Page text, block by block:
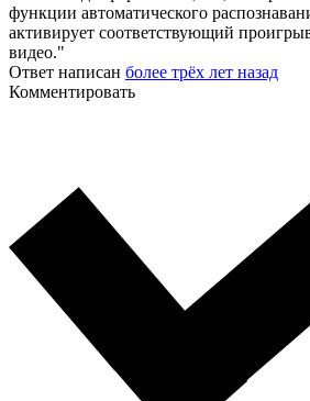
функции автоматического
активирует соответствующий
видео."
Ответ написан более трёх лет назад
Комментировать